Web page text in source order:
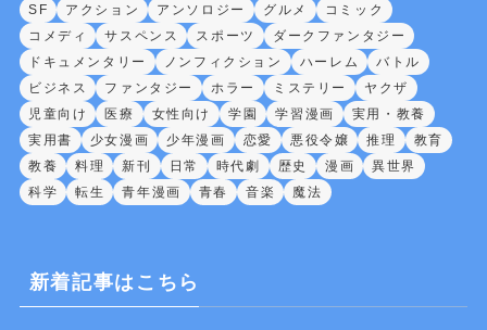
SF アクション アンソロジー グルメ
コミック
コメディ
サスペンス スポーツ
ダークファンタジー
ドキュメンタリー
ノンフィクション ハーレム
バトル
ビジネス
ファンタジー ホラー ミステリー
ヤクザ
児童向け
医療 女性向け 学園 学習漫画
実用・教養
実用書
少女漫画 少年漫画 恋愛 悪役令嬢 推理
教育
教養
料理 新刊 日常 時代劇 歴史 漫画
異世界
科学
転生 青年漫画 青春 音楽 魔法
新着記事はこちら